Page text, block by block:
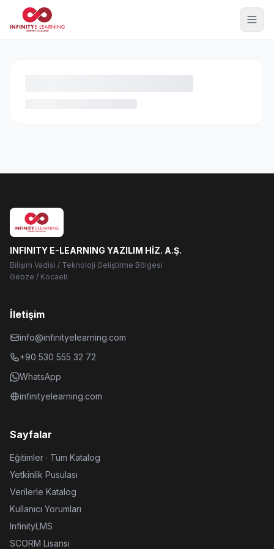
INFINITY E-LEARNING YAZILIM HİZ. A.Ş.
Bilişim Vadisi / Teknoloji Geliştirme Bölgesi
Gebze / Kocaeli
İletişim
info@infinityelearning.com
+90 530 555 32 72
WhatsApp
infinityelearning.com
Sayfalar
Eğitimler · Tüm Katalog
Yetkinlik Pusulası
Verilerle Katalog
Kullanıcı Yorumları
InfinityLMS
SCORM Lisansı